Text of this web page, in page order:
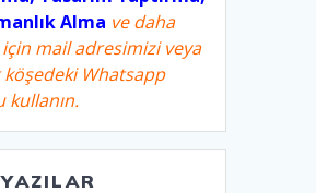
Alma ve daha
için mail adresimizi veya
köşedeki Whatsapp
kullanın.